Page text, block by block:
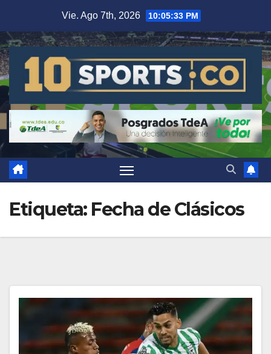
Vie. Ago 7th, 2026 10:05:34 PM
Etiqueta: Fecha de Clásicos